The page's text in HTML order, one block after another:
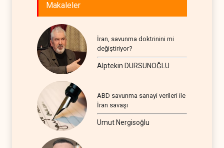
Makaleler
İran, savunma doktrinini mi
değiştiriyor?
Alptekin DURSUNOĞLU
ABD savunma sanayi verileri ile
İran savaşı
Umut Nergisoğlu